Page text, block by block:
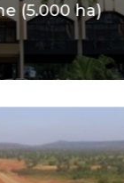
(5.000 ha)